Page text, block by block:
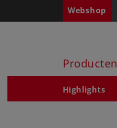
Webshop
Producten
Highlights